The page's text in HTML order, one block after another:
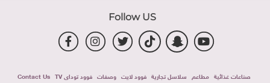
Follow US
صناعات غذائية مطاعم سلاسل تجارية فوود لايت وصفات فوود توداى TV
Contact Us